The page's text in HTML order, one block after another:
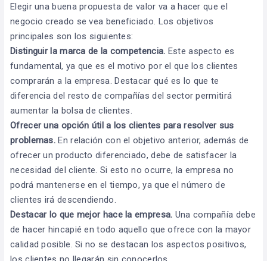
Elegir una buena propuesta de valor va a hacer que el
negocio creado se vea beneficiado. Los objetivos
principales son los siguientes:
Distinguir la marca de la competencia. Este aspecto es
fundamental, ya que es el motivo por el que los clientes
comprarán a la empresa. Destacar qué es lo que te
diferencia del resto de compañías del sector permitirá
aumentar la bolsa de clientes.
Ofrecer una opción útil a los clientes para resolver sus
problemas. En relación con el objetivo anterior, además de
ofrecer un producto diferenciado, debe de satisfacer la
necesidad del cliente. Si esto no ocurre, la empresa no
podrá mantenerse en el tiempo, ya que el número de
clientes irá descendiendo.
Destacar lo que mejor hace la empresa. Una compañía debe
de hacer hincapié en todo aquello que ofrece con la mayor
calidad posible. Si no se destacan los aspectos positivos,